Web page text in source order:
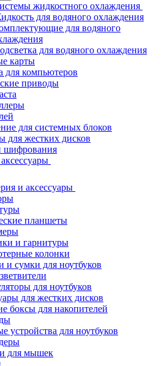
жидкостного охлаждения
для водяного охлаждения
для водяного
для водяного охлаждения
карты
для компьютеров
приводы
для системных блоков
для жестких дисков
шифрования
и аксессуары
планшеты
и гарнитуры
колонки
и сумки для ноутбуков
для ноутбуков
для жестких дисков
боксы для накопителей
устройства для ноутбуков
для мышек